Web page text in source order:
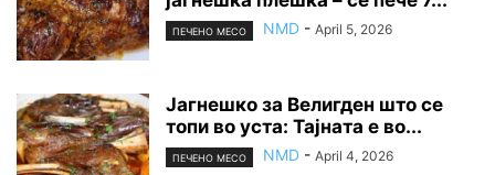
ПЕЧЕНО МЕСО NMD - April 5, 2026
Јагнешко за Велигден што се
топи во уста: Тајната е во...
ПЕЧЕНО МЕСО NMD - April 4, 2026